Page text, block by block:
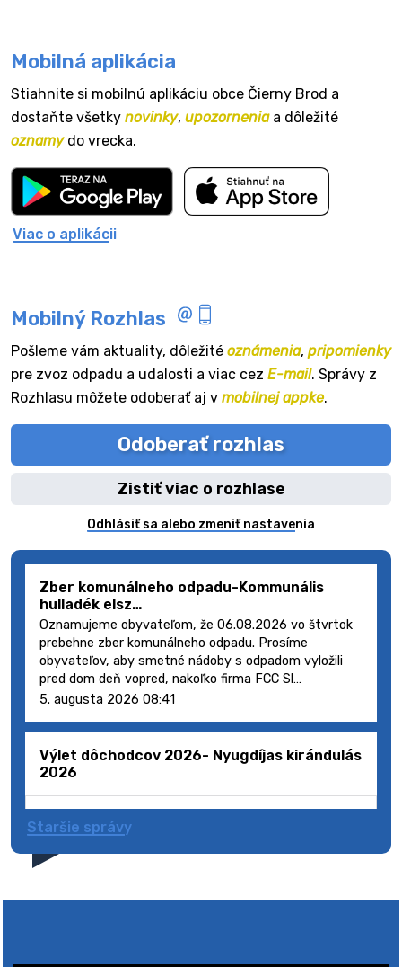
Mobilná aplikácia
Stiahnite si mobilnú aplikáciu obce Čierny Brod a
dostaňte všetky novinky, upozorneniaa dôležité
oznamydo vrecka.
Viac o aplikácii
Mobilný Rozhlas
Pošleme vám aktuality, dôležité oznámenia, pripomienky
pre zvoz odpadu a udalosti a viac cez E-mail. Správy z
Rozhlasu môžete odoberať aj v mobilnej appke.
Odoberať rozhlas
Zistiť viac o rozhlase
Odhlásiť sa alebo zmeniť nastavenia
Zber komunálneho odpadu-Kommunális
hulladék elsz…
Oznamujeme obyvateľom, že 06.08.2026 vo štvrtok
prebehne zber komunálneho odpadu. Prosíme
obyvateľov, aby smetné nádoby s odpadom vyložili
pred dom deň vopred, nakoľko firma FCC Sl…
5. augusta 2026 08:41
Výlet dôchodcov 2026- Nyugdíjas kirándulás
2026
Staršie správy